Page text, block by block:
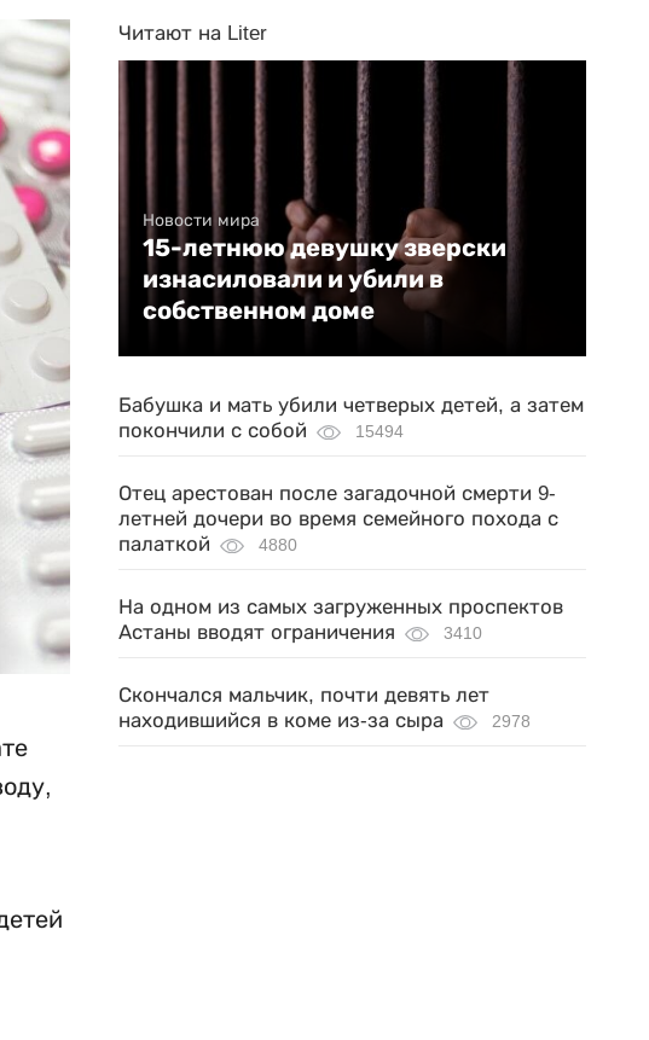
Читают на Liter
Новости мира
15-летнюю девушку зверски
изнасиловали и убили в
собственном доме
Бабушка и мать убили четверых детей, а затем
покончили с собой
15494
Отец арестован после загадочной смерти 9-
летней дочери во время семейного похода с
палаткой
4880
На одном из самых загруженных проспектов
Астаны вводят ограничения
3410
Скончался мальчик, почти девять лет
находившийся в коме из-за сыра
2978